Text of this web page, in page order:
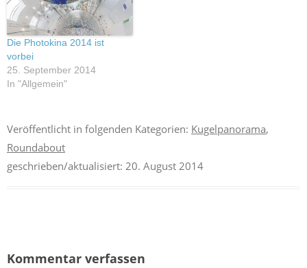
Die Photokina 2014 ist
vorbei
25. September 2014
In "Allgemein"
Veröffentlicht in folgenden Kategorien: Kugelpanorama,
Roundabout
geschrieben/aktualisiert: 20. August 2014
Kommentar verfassen